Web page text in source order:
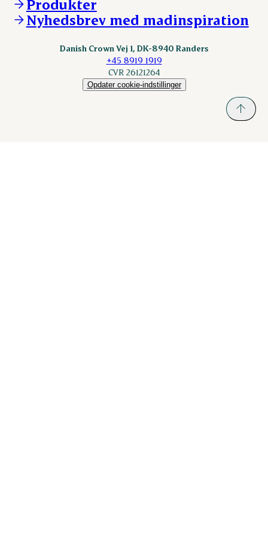
nordicspoor.com
Scanhide.dk
Produkter
Nyhedsbrev med madinspiration
Danish Crown Vej 1, DK-8940 Randers
+45 8919 1919
CVR 26121264
Opdater cookie-indstillinger